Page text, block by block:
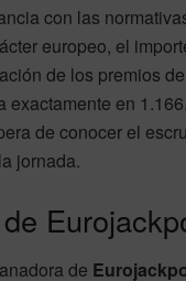
con las
europeo, el
de los premios
exactamente en
de conocer el
jornada.
de